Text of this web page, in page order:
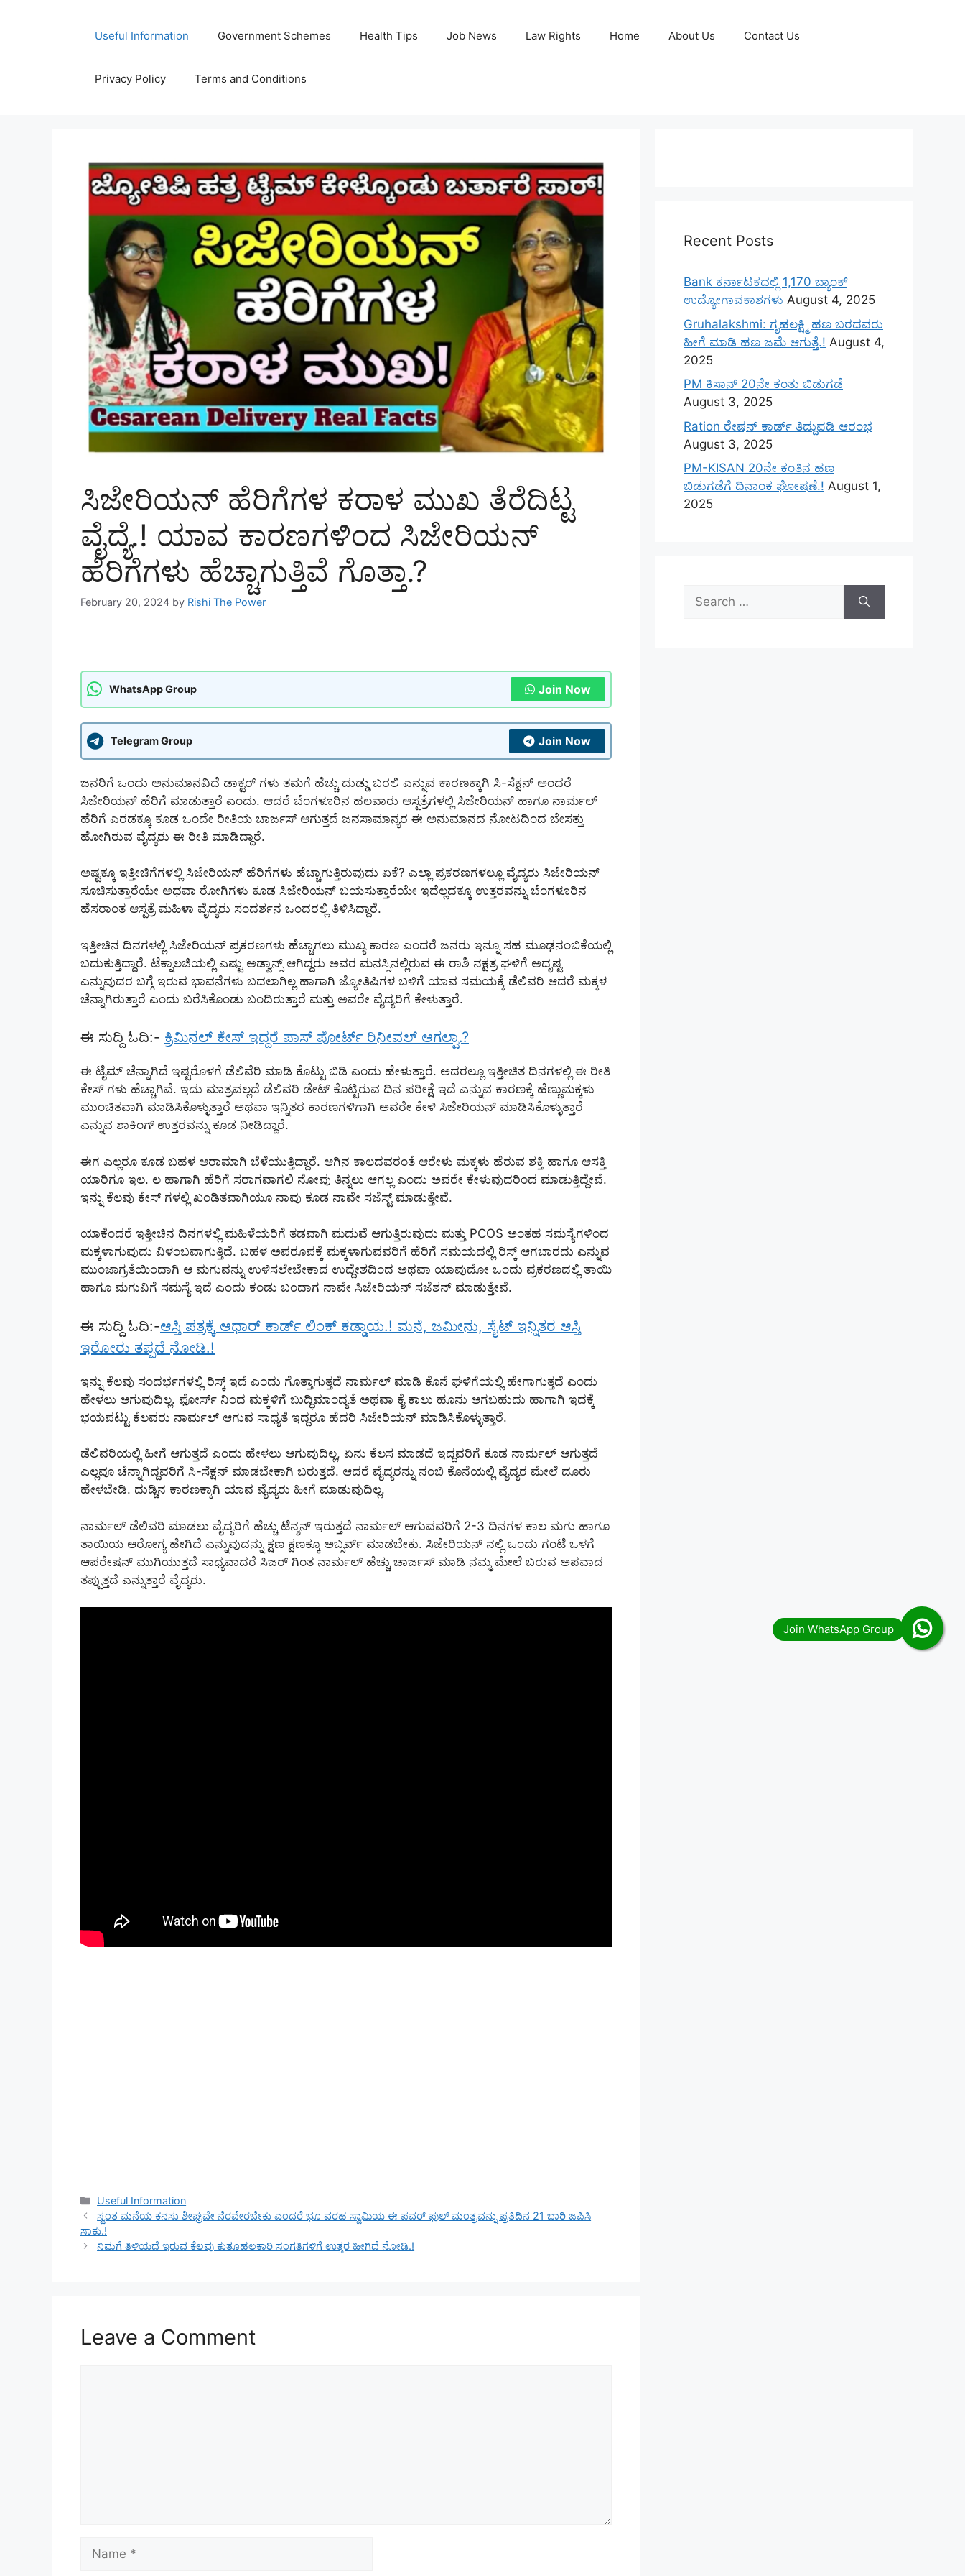
Useful Information Government Schemes Health Tips Job News Law Rights Home About Us Contact Us
Privacy Policy Terms and Conditions
ಸಿಜೇರಿಯನ್ ಹೆರಿಗೆಗಳ ಕರಾಳ ಮುಖ ತೆರೆದಿಟ್ಟ
ವೈದ್ಯೆ.! ಯಾವ ಕಾರಣಗಳಿಂದ ಸಿಜೇರಿಯನ್
ಹೆರಿಗೆಗಳು ಹೆಚ್ಚಾಗುತ್ತಿವೆ ಗೊತ್ತಾ.?
February 20, 2024 by Rishi The Power
WhatsApp Group Join Now
Telegram Group Join Now
ಜನರಿಗೆ ಒಂದು ಅನುಮಾನವಿದೆ ಡಾಕ್ಟರ್ ಗಳು ತಮಗೆ ಹೆಚ್ಚು ದುಡ್ಡು ಬರಲಿ ಎನ್ನುವ ಕಾರಣಕ್ಕಾಗಿ ಸಿ-ಸೆಕ್ಷನ್ ಅಂದರೆ
ಸಿಜೇರಿಯನ್ ಹೆರಿಗೆ ಮಾಡುತ್ತಾರೆ ಎಂದು. ಆದರೆ ಬೆಂಗಳೂರಿನ ಹಲವಾರು ಆಸ್ಪತ್ರೆಗಳಲ್ಲಿ ಸಿಜೇರಿಯನ್ ಹಾಗೂ ನಾರ್ಮಲ್
ಹೆರಿಗೆ ಎರಡಕ್ಕೂ ಕೂಡ ಒಂದೇ ರೀತಿಯ ಚಾರ್ಜಸ್ ಆಗುತ್ತದೆ ಜನಸಾಮಾನ್ಯರ ಈ ಅನುಮಾನದ ನೋಟದಿಂದ ಬೇಸತ್ತು
ಹೋಗಿರುವ ವೈದ್ಯರು ಈ ರೀತಿ ಮಾಡಿದ್ದಾರೆ.
ಅಷ್ಟಕ್ಕೂ ಇತ್ತೀಚಿಗೆಗಳಲ್ಲಿ ಸಿಜೇರಿಯನ್ ಹೆರಿಗೆಗಳು ಹೆಚ್ಚಾಗುತ್ತಿರುವುದು ಏಕೆ? ಎಲ್ಲಾ ಪ್ರಕರಣಗಳಲ್ಲೂ ವೈದ್ಯರು ಸಿಜೇರಿಯನ್
ಸೂಚಿಸುತ್ತಾರೆಯೇ ಅಥವಾ ರೋಗಿಗಳು ಕೂಡ ಸಿಜೇರಿಯನ್ ಬಯಸುತ್ತಾರೆಯೇ ಇದೆಲ್ಲದಕ್ಕೂ ಉತ್ತರವನ್ನು ಬೆಂಗಳೂರಿನ
ಹೆಸರಾಂತ ಆಸ್ಪತ್ರೆ ಮಹಿಳಾ ವೈದ್ಯರು ಸಂದರ್ಶನ ಒಂದರಲ್ಲಿ ತಿಳಿಸಿದ್ದಾರೆ.
ಇತ್ತೀಚಿನ ದಿನಗಳಲ್ಲಿ ಸಿಜೇರಿಯನ್ ಪ್ರಕರಣಗಳು ಹೆಚ್ಚಾಗಲು ಮುಖ್ಯ ಕಾರಣ ಎಂದರೆ ಜನರು ಇನ್ನೂ ಸಹ ಮೂಢನಂಬಿಕೆಯಲ್ಲಿ
ಬದುಕುತ್ತಿದ್ದಾರೆ. ಟೆಕ್ನಾಲಜಿಯಲ್ಲಿ ಎಷ್ಟು ಅಡ್ವಾನ್ಸ್ ಆಗಿದ್ದರು ಅವರ ಮನಸ್ಸಿನಲ್ಲಿರುವ ಈ ರಾಶಿ ನಕ್ಷತ್ರ ಘಳಿಗೆ ಅದೃಷ್ಟ
ಎನ್ನುವುದರ ಬಗ್ಗೆ ಇರುವ ಭಾವನೆಗಳು ಬದಲಾಗಿಲ್ಲ ಹಾಗಾಗಿ ಜ್ಯೋತಿಷಿಗಳ ಬಳಿಗೆ ಯಾವ ಸಮಯಕ್ಕೆ ಡೆಲಿವರಿ ಆದರೆ ಮಕ್ಕಳ
ಚೆನ್ನಾಗಿರುತ್ತಾರೆ ಎಂದು ಬರೆಸಿಕೊಂಡು ಬಂದಿರುತ್ತಾರೆ ಮತ್ತು ಅವರೇ ವೈದ್ಯರಿಗೆ ಕೇಳುತ್ತಾರೆ.
ಈ ಸುದ್ದಿ ಓದಿ:- ಕ್ರಿಮಿನಲ್ ಕೇಸ್ ಇದ್ದರೆ ಪಾ‌ಸ್ ಪೋರ್ಟ್ ರಿನೀವಲ್ ಆಗಲ್ವಾ.?
ಈ ಟೈಮ್ ಚೆನ್ನಾಗಿದೆ ಇಷ್ಟರೊಳಗೆ ಡೆಲಿವೆರಿ ಮಾಡಿ ಕೊಟ್ಟು ಬಿಡಿ ಎಂದು ಹೇಳುತ್ತಾರೆ. ಅದರಲ್ಲೂ ಇತ್ತೀಚಿತ ದಿನಗಳಲ್ಲಿ ಈ ರೀತಿ
ಕೇಸ್ ಗಳು ಹೆಚ್ಚಾಗಿವೆ. ಇದು ಮಾತ್ರವಲ್ಲದೆ ಡೆಲಿವರಿ ಡೇಟ್ ಕೊಟ್ಟಿರುವ ದಿನ ಪರೀಕ್ಷೆ ಇದೆ ಎನ್ನುವ ಕಾರಣಕ್ಕೆ ಹೆಣ್ಣುಮಕ್ಕಳು
ಮುಂಚಿತವಾಗಿ ಮಾಡಿಸಿಕೊಳ್ಳುತ್ತಾರೆ ಅಥವಾ ಇನ್ನಿತರ ಕಾರಣಗಳಿಗಾಗಿ ಅವರೇ ಕೇಳಿ ಸಿಜೇರಿಯನ್ ಮಾಡಿಸಿಕೊಳ್ಳುತ್ತಾರೆ
ಎನ್ನುವ ಶಾಕಿಂಗ್ ಉತ್ತರವನ್ನು ಕೂಡ ನೀಡಿದ್ದಾರೆ.
ಈಗ ಎಲ್ಲರೂ ಕೂಡ ಬಹಳ ಆರಾಮಾಗಿ ಬೆಳೆಯುತ್ತಿದ್ದಾರೆ. ಆಗಿನ ಕಾಲದವರಂತೆ ಆರೇಳು ಮಕ್ಕಳು ಹೆರುವ ಶಕ್ತಿ ಹಾಗೂ ಆಸಕ್ತಿ
ಯಾರಿಗೂ ಇಲ. ಲ ಹಾಗಾಗಿ ಹೆರಿಗೆ ಸರಾಗವಾಗಲಿ ನೋವು ತಿನ್ನಲು ಆಗಲ್ಲ ಎಂದು ಅವರೇ ಕೇಳುವುದರಿಂದ ಮಾಡುತ್ತಿದ್ದೇವೆ.
ಇನ್ನು ಕೆಲವು ಕೇಸ್ ಗಳಲ್ಲಿ ಖಂಡಿತವಾಗಿಯೂ ನಾವು ಕೂಡ ನಾವೇ ಸಜೆಸ್ಟ್ ಮಾಡುತ್ತೇವೆ.
ಯಾಕೆಂದರೆ ಇತ್ತೀಚಿನ ದಿನಗಳಲ್ಲಿ ಮಹಿಳೆಯರಿಗೆ ತಡವಾಗಿ ಮದುವೆ ಆಗುತ್ತಿರುವುದು ಮತ್ತು PCOS ಅಂತಹ ಸಮಸ್ಯೆಗಳಿಂದ
ಮಕ್ಕಳಾಗುವುದು ವಿಳಂಬವಾಗುತ್ತಿದೆ. ಬಹಳ ಅಪರೂಪಕ್ಕೆ ಮಕ್ಕಳಾಗುವವರಿಗೆ ಹೆರಿಗೆ ಸಮಯದಲ್ಲಿ ರಿಸ್ಕ್ ಆಗಬಾರದು ಎನ್ನುವ
ಮುಂಜಾಗ್ರತೆಯಿಂದಾಗಿ ಆ ಮಗುವನ್ನು ಉಳಿಸಲೇಬೇಕಾದ ಉದ್ದೇಶದಿಂದ ಅಥವಾ ಯಾವುದೋ ಒಂದು ಪ್ರಕರಣದಲ್ಲಿ ತಾಯಿ
ಹಾಗೂ ಮಗುವಿಗೆ ಸಮಸ್ಯೆ ಇದೆ ಎಂದು ಕಂಡು ಬಂದಾಗ ನಾವೇ ಸಿಜೇರಿಯನ್ ಸಜೆಶನ್ ಮಾಡುತ್ತೇವೆ.
ಈ ಸುದ್ದಿ ಓದಿ:-ಆಸ್ತಿ ಪತ್ರಕ್ಕೆ ಆಧಾರ್ ಕಾರ್ಡ್ ಲಿಂಕ್ ಕಡ್ಡಾಯ.! ಮನೆ, ಜಮೀನು, ಸೈಟ್ ಇನ್ನಿತರ ಆಸ್ತಿ
ಇರೋರು ತಪ್ಪದೆ ನೋಡಿ.!
ಇನ್ನು ಕೆಲವು ಸಂದರ್ಭಗಳಲ್ಲಿ ರಿಸ್ಕ್ ಇದೆ ಎಂದು ಗೊತ್ತಾಗುತ್ತದೆ ನಾರ್ಮಲ್ ಮಾಡಿ ಕೊನೆ ಘಳಿಗೆಯಲ್ಲಿ ಹೇಗಾಗುತ್ತದೆ ಎಂದು
ಹೇಳಲು ಆಗುವುದಿಲ್ಲ. ಫೋರ್ಸ್ ನಿಂದ ಮಕ್ಕಳಿಗೆ ಬುದ್ಧಿಮಾಂದ್ಯತೆ ಅಥವಾ ಕೈ ಕಾಲು ಹೂನು ಆಗಬಹುದು ಹಾಗಾಗಿ ಇದಕ್ಕೆ
ಭಯಪಟ್ಟು ಕೆಲವರು ನಾರ್ಮಲ್ ಆಗುವ ಸಾಧ್ಯತೆ ಇದ್ದರೂ ಹೆದರಿ ಸಿಜೇರಿಯನ್ ಮಾಡಿಸಿಕೊಳ್ಳುತ್ತಾರೆ.
ಡೆಲಿವರಿಯಲ್ಲಿ ಹೀಗೆ ಆಗುತ್ತದೆ ಎಂದು ಹೇಳಲು ಆಗುವುದಿಲ್ಲ, ಏನು ಕೆಲಸ ಮಾಡದೆ ಇದ್ದವರಿಗೆ ಕೂಡ ನಾರ್ಮಲ್ ಆಗುತ್ತದೆ
ಎಲ್ಲವೂ ಚೆನ್ನಾಗಿದ್ದವರಿಗೆ ಸಿ-ಸೆಕ್ಷನ್ ಮಾಡಬೇಕಾಗಿ ಬರುತ್ತದೆ. ಆದರೆ ವೈದ್ಯರನ್ನು ನಂಬಿ ಕೊನೆಯಲ್ಲಿ ವೈದ್ಯರ ಮೇಲೆ ದೂರು
ಹೇಳಬೇಡಿ. ದುಡ್ಡಿನ ಕಾರಣಕ್ಕಾಗಿ ಯಾವ ವೈದ್ಯರು ಹೀಗೆ ಮಾಡುವುದಿಲ್ಲ.
ನಾರ್ಮಲ್ ಡೆಲಿವರಿ ಮಾಡಲು ವೈದ್ಯರಿಗೆ ಹೆಚ್ಚು ಟೆನ್ಶನ್ ಇರುತ್ತದೆ ನಾರ್ಮಲ್ ಆಗುವವರಿಗೆ 2-3 ದಿನಗಳ ಕಾಲ ಮಗು ಹಾಗೂ
ತಾಯಿಯ ಆರೋಗ್ಯ ಹೇಗಿದೆ ಎನ್ನುವುದನ್ನು ಕ್ಷಣ ಕ್ಷಣಕ್ಕೂ ಅಬ್ಸರ್ವ್ ಮಾಡಬೇಕು. ಸಿಜೇರಿಯನ್ ನಲ್ಲಿ ಒಂದು ಗಂಟೆ ಒಳಗೆ
ಆಪರೇಷನ್ ಮುಗಿಯುತ್ತದೆ ಸಾಧ್ಯವಾದರೆ ಸಿಜರ್ ಗಿಂತ ನಾರ್ಮಲ್ ಹೆಚ್ಚು ಚಾರ್ಜಸ್ ಮಾಡಿ ನಮ್ಮ ಮೇಲೆ ಬರುವ ಅಪವಾದ
ತಪ್ಪುತ್ತದೆ ಎನ್ನುತ್ತಾರೆ ವೈದ್ಯರು.
Categories
Useful Information
ಸ್ವಂತ ಮನೆಯ ಕನಸು ಶೀಘ್ರವೇ ನೆರವೇರಬೇಕು ಎಂದರೆ ಭೂ ವರಹ ಸ್ವಾಮಿಯ ಈ ಪವರ್ ಫುಲ್ ಮಂತ್ರವನ್ನು ಪ್ರತಿದಿನ 21 ಬಾರಿ ಜಪಿಸಿ
ಸಾಕು.!
ನಿಮಗೆ ತಿಳಿಯದೆ ಇರುವ ಕೆಲವು ಕುತೂಹಲಕಾರಿ ಸಂಗತಿಗಳಿಗೆ ಉತ್ತರ ಹೀಗಿದೆ ನೋಡಿ.!
Leave a Comment
Recent Posts
Bank ಕರ್ನಾಟಕದಲ್ಲಿ 1,170 ಬ್ಯಾಂಕ್
ಉದ್ಯೋಗಾವಕಾಶಗಳು August 4, 2025
Gruhalakshmi: ಗೃಹಲಕ್ಷ್ಮಿ ಹಣ ಬರದವರು
ಹೀಗೆ ಮಾಡಿ ಹಣ ಜಮೆ‌ ಆಗುತ್ತೆ.! August 4,
2025
PM ಕಿಸಾನ್ 20ನೇ ಕಂತು ಬಿಡುಗಡೆ
August 3, 2025
Ration ರೇಷನ್ ಕಾರ್ಡ್ ತಿದ್ದುಪಡಿ ಆರಂಭ
August 3, 2025
PM-KISAN 20ನೇ ಕಂತಿನ ಹಣ
ಬಿಡುಗಡೆಗೆ ದಿನಾಂಕ ಘೋಷಣೆ.! August 1,
2025
Search
for: